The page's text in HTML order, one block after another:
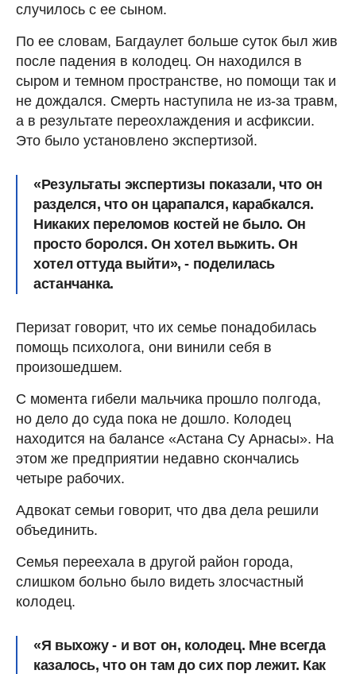
случилось с ее сыном.
По ее словам, Багдаулет больше суток был жив
после падения в колодец. Он находился в
сыром и темном пространстве, но помощи так и
не дождался. Смерть наступила не из-за травм,
а в результате переохлаждения и асфиксии.
Это было установлено экспертизой.
«Результаты экспертизы показали, что он
разделся, что он царапался, карабкался.
Никаких переломов костей не было. Он
просто боролся. Он хотел выжить. Он
хотел оттуда выйти», - поделилась
астанчанка.
Перизат говорит, что их семье понадобилась
помощь психолога, они винили себя в
произошедшем.
С момента гибели мальчика прошло полгода,
но дело до суда пока не дошло. Колодец
находится на балансе «Астана Су Арнасы». На
этом же предприятии недавно скончались
четыре рабочих.
Адвокат семьи говорит, что два дела решили
объединить.
Семья переехала в другой район города,
слишком больно было видеть злосчастный
колодец.
«Я выхожу - и вот он, колодец. Мне всегда
казалось, что он там до сих пор лежит. Как